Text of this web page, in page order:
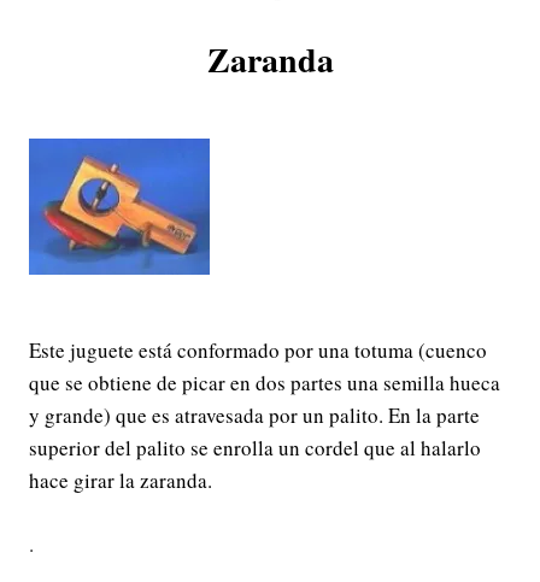
Zaranda
Este juguete está conformado por una totuma (cuenco
que se obtiene de picar en dos partes una semilla hueca
y grande) que es atravesada por un palito. En la parte
superior del palito se enrolla un cordel que al halarlo
hace girar la zaranda.
.